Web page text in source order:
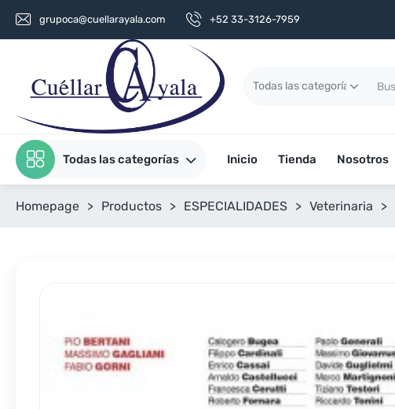
grupoca@cuellarayala.com +52 33-3126-7959
Todas las categorías Inicio Tienda Nosotros
Homepage > Productos > ESPECIALIDADES > Veterinaria >